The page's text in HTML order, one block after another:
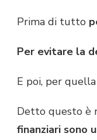
Prima di tutto
Per evitare la
E poi, per
Detto questo è
finanziari sono